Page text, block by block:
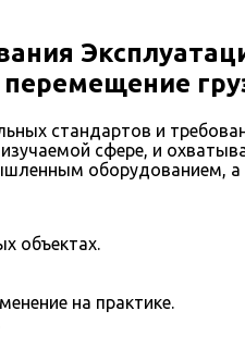
стандартов и
сфере, и
оборудованием,
объектах.
на практике.